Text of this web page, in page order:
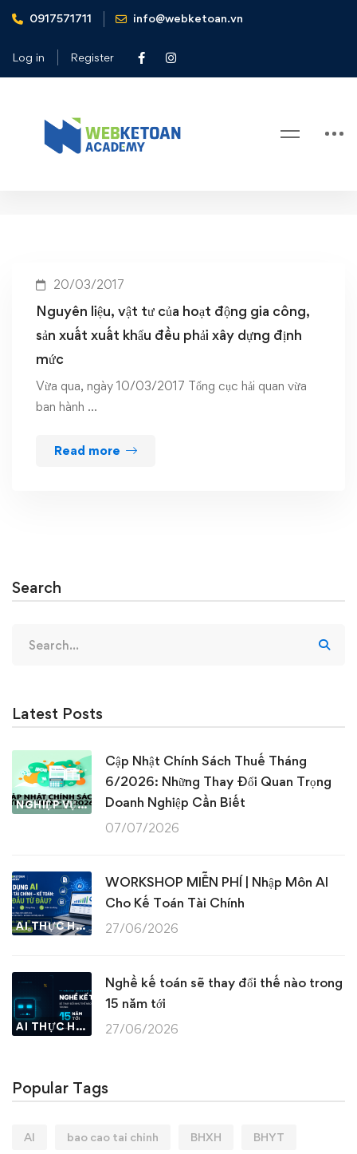
0917571711 info@webketoan.vn
Log in Register
Home
công sản xuất xuất khẩu
đối với nguyên liệu vật tư gia công
20/03/2017
Nguyên liệu, vật tư của hoạt động gia công,
sản xuất xuất khẩu đều phải xây dựng định
mức
Vừa qua, ngày 10/03/2017 Tổng cục hải quan vừa
ban hành …
Read more
Search
for:
Latest Posts
NGHIỆP VỤ KẾ TOÁN & THUẾ
Cập Nhật Chính Sách Thuế Tháng
6/2026: Những Thay Đổi Quan Trọng
Doanh Nghiệp Cần Biết
07/07/2026
AI THỰC HÀNH
WORKSHOP MIỄN PHÍ | Nhập Môn AI
Cho Kế Toán Tài Chính
27/06/2026
AI THỰC HÀNH
Nghề kế toán sẽ thay đổi thế nào trong
15 năm tới
27/06/2026
Popular Tags
AI bao cao tai chinh BHXH BHYT